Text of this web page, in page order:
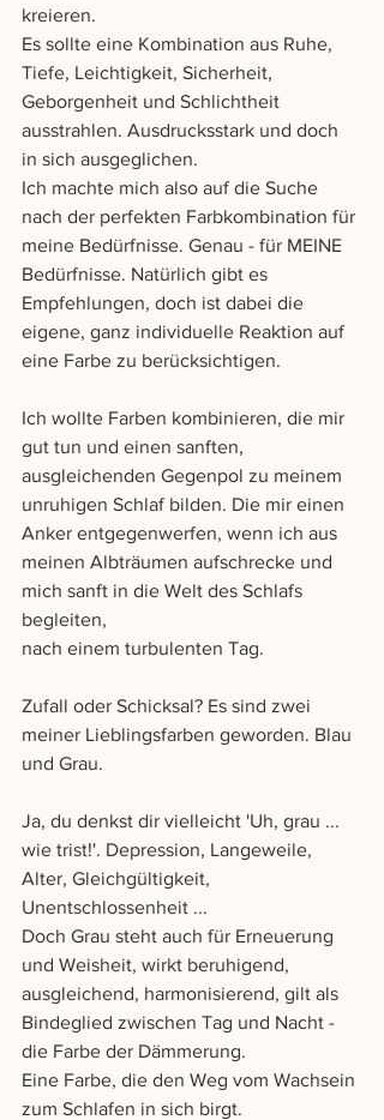
kreieren.
Es sollte eine Kombination aus Ruhe,
Tiefe, Leichtigkeit, Sicherheit,
Geborgenheit und Schlichtheit
ausstrahlen. Ausdrucksstark und doch
in sich ausgeglichen.
Ich machte mich also auf die Suche
nach der perfekten Farbkombination für
meine Bedürfnisse. Genau - für MEINE
Bedürfnisse. Natürlich gibt es
Empfehlungen, doch ist dabei die
eigene, ganz individuelle Reaktion auf
eine Farbe zu berücksichtigen.
Ich wollte Farben kombinieren, die mir
gut tun und einen sanften,
ausgleichenden Gegenpol zu meinem
unruhigen Schlaf bilden. Die mir einen
Anker entgegenwerfen, wenn ich aus
meinen Albträumen aufschrecke und
mich sanft in die Welt des Schlafs
begleiten,
nach einem turbulenten Tag.
Zufall oder Schicksal? Es sind zwei
meiner Lieblingsfarben geworden. Blau
und Grau.
Ja, du denkst dir vielleicht 'Uh, grau ...
wie trist!'. Depression, Langeweile,
Alter, Gleichgültigkeit,
Unentschlossenheit ...
Doch Grau steht auch für Erneuerung
und Weisheit, wirkt beruhigend,
ausgleichend, harmonisierend, gilt als
Bindeglied zwischen Tag und Nacht -
die Farbe der Dämmerung.
Eine Farbe, die den Weg vom Wachsein
zum Schlafen in sich birgt.